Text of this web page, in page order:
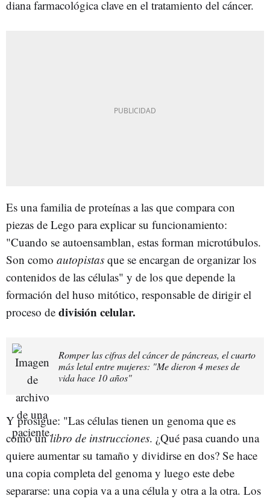
diana farmacológica clave en el tratamiento del cáncer.
Es una familia de proteínas a las que compara con
piezas de Lego para explicar su funcionamiento:
"Cuando se autoensamblan, estas forman microtúbulos.
Son como autopistas que se encargan de organizar los
contenidos de las células" y de los que depende la
formación del huso mitótico, responsable de dirigir el
proceso de división celular.
Romper las cifras del cáncer de páncreas, el cuarto
más letal entre mujeres: "Me dieron 4 meses de
vida hace 10 años"
Y prosigue: "Las células tienen un genoma que es
como un libro de instrucciones. ¿Qué pasa cuando una
quiere aumentar su tamaño y dividirse en dos? Se hace
una copia completa del genoma y luego este debe
separarse: una copia va a una célula y otra a la otra. Los